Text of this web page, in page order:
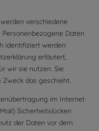
verschiedene
Daten
identifiziert werden
erläutert,
wir sie nutzen. Sie
das geschieht.
im Internet
Sicherheitslücken
der Daten vor dem